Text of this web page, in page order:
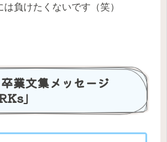
負けたくないです（笑）
業文集メッセージ
」